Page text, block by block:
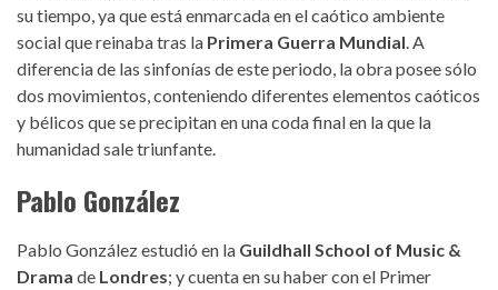
su tiempo, ya que está enmarcada en el caótico ambiente
social que reinaba tras la Primera Guerra Mundial. A
diferencia de las sinfonías de este periodo, la obra posee sólo
dos movimientos, conteniendo diferentes elementos caóticos
y bélicos que se precipitan en una coda final en la que la
humanidad sale triunfante.
Pablo González
Pablo González estudió en la Guildhall School of Music &
Drama de Londres; y cuenta en su haber con el Primer